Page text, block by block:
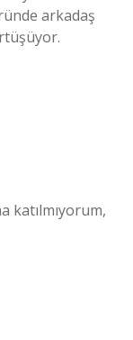
arkadaş
katılmıyorum,